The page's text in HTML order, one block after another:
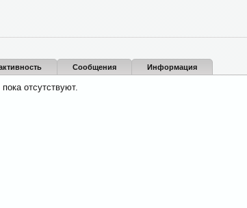
Сообщения Информация
отсутствуют.